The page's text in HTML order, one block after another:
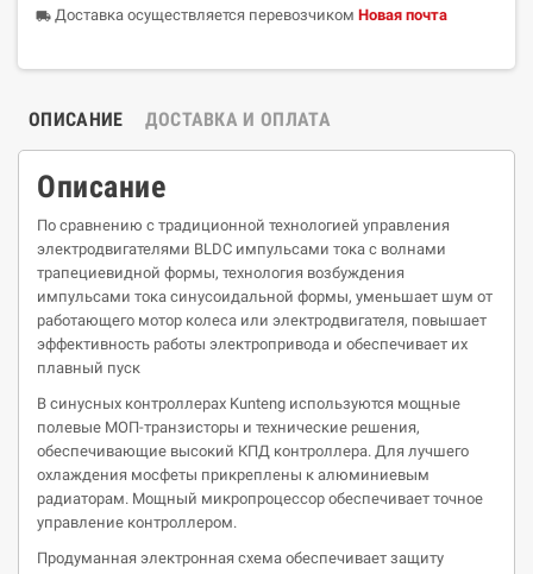
local_shipping Доставка осуществляется перевозчиком Новая почта
ОПИСАНИЕ ДОСТАВКА И ОПЛАТА
Описание
По сравнению с традиционной технологией управления
электродвигателями BLDC импульсами тока с волнами
трапециевидной формы, технология возбуждения
импульсами тока синусоидальной формы, уменьшает шум от
работающего мотор колеса или электродвигателя, повышает
эффективность работы электропривода и обеспечивает их
плавный пуск
В синусных контроллерах Kunteng используются мощные
полевые МОП-транзисторы и технические решения,
обеспечивающие высокий КПД контроллера. Для лучшего
охлаждения мосфеты прикреплены к алюминиевым
радиаторам. Мощный микропроцессор обеспечивает точное
управление контроллером.
Продуманная электронная схема обеспечивает защиту